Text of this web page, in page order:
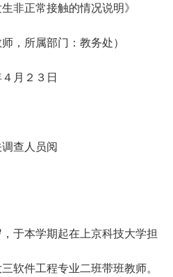
正常接触的情况说明》
所属部门：教务处）
月２３日
查人员阅
本学期起在上京科技大学担
软件工程专业二班带班教师。